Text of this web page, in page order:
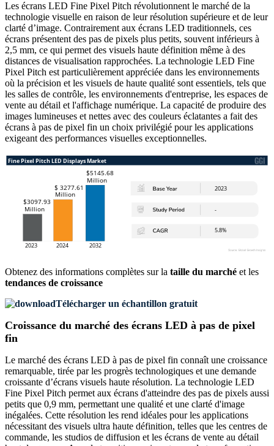
Les écrans LED Fine Pixel Pitch révolutionnent le marché de la
technologie visuelle en raison de leur résolution supérieure et de leur
clarté d’image. Contrairement aux écrans LED traditionnels, ces
écrans présentent des pas de pixels plus petits, souvent inférieurs à
2,5 mm, ce qui permet des visuels haute définition même à des
distances de visualisation rapprochées. La technologie LED Fine
Pixel Pitch est particulièrement appréciée dans les environnements
où la précision et les visuels de haute qualité sont essentiels, tels que
les salles de contrôle, les environnements d'entreprise, les espaces de
vente au détail et l'affichage numérique. La capacité de produire des
images lumineuses et nettes avec des couleurs éclatantes a fait des
écrans à pas de pixel fin un choix privilégié pour les applications
exigeant des performances visuelles exceptionnelles.
Obtenez des informations complètes sur la taille du marché et les
tendances de croissance
Télécharger un échantillon gratuit
Croissance du marché des écrans LED à pas de pixel
fin
Le marché des écrans LED à pas de pixel fin connaît une croissance
remarquable, tirée par les progrès technologiques et une demande
croissante d’écrans visuels haute résolution. La technologie LED
Fine Pixel Pitch permet aux écrans d'atteindre des pas de pixels aussi
petits que 0,9 mm, permettant une qualité et une clarté d'image
inégalées. Cette résolution les rend idéales pour les applications
nécessitant des visuels ultra haute définition, telles que les centres de
commande, les studios de diffusion et les écrans de vente au détail